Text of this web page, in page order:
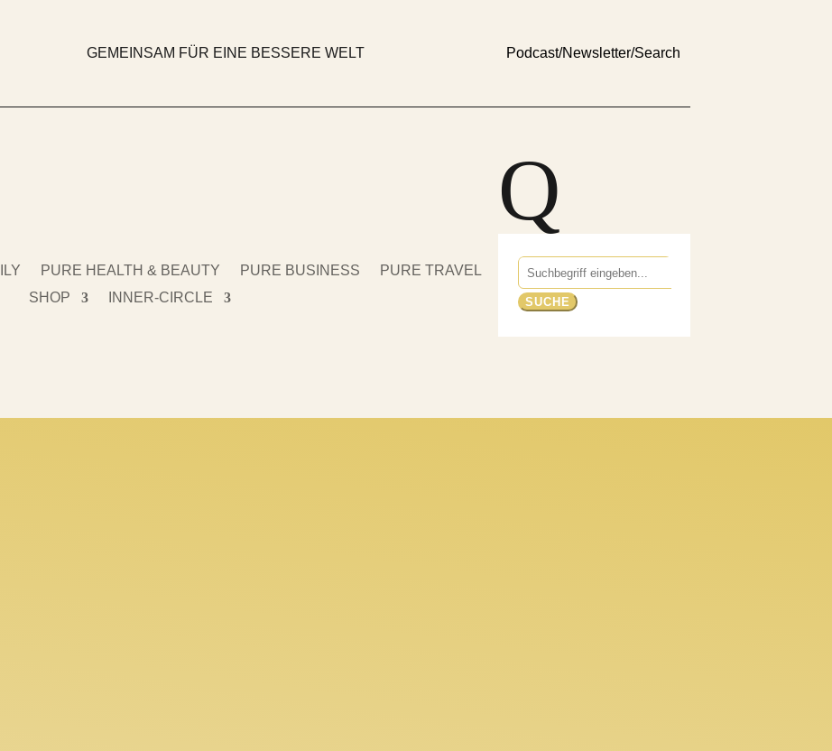
GEMEINSAM FÜR EINE BESSERE WELT Podcast/Newsletter/Search
PURE HEALTH & BEAUTY PURE BUSINESS
PURE TRAVEL
SHOP
INNER-CIRCLE
Q
Suchen
nach: